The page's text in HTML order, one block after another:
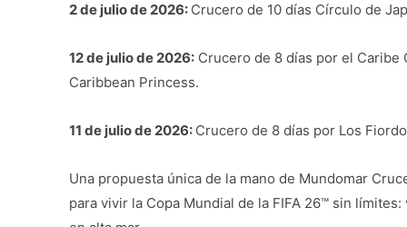
2 de julio de 2026: Crucero de 10 días Círculo de
12 de julio de 2026: Crucero de 8 días por el Caribe
Caribbean Princess.
11 de julio de 2026: Crucero de 8 días por Los
Una propuesta única de la mano de Mundomar
para vivir la Copa Mundial de la FIFA 26™ sin